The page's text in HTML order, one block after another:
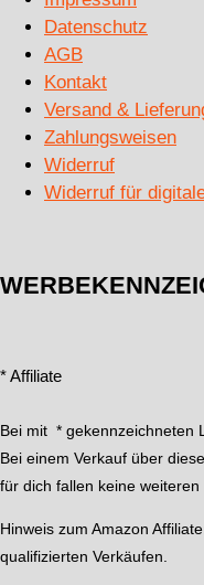
Datenschutz
AGB
Kontakt
Versand &
Zahlungsweisen
Widerruf
Widerruf für
* Affiliate
Bei mit * gekennzeichneten
Bei einem Verkauf über
für dich fallen keine weiteren
Hinweis zum Amazon
qualifizierten Verkäufen.